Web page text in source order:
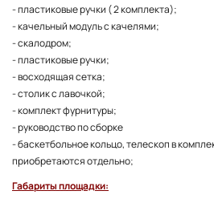
- пластиковые ручки ( 2 комплекта);
- качельный модуль с качелями;
- скалодром;
- пластиковые ручки;
- восходящая сетка;
- столик с лавочкой;
- комплект фурнитуры;
- руководство по сборке
- баскетбольное кольцо, телескоп в
приобретаются отдельно;
Габариты площадки: